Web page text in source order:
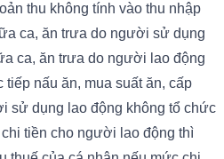
thu không tính vào thu nhập
ca, ăn trưa do người sử dụng
ca, ăn trưa do người lao động
nấu ăn, mua suất ăn, cấp
sử dụng lao động không tổ chức
tiền cho người lao động thì